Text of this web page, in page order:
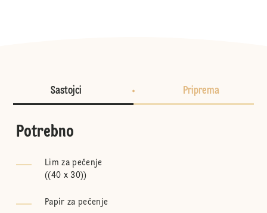
Sastojci Priprema
Potrebno
Lim za pečenje
((40 x 30))
Papir za pečenje